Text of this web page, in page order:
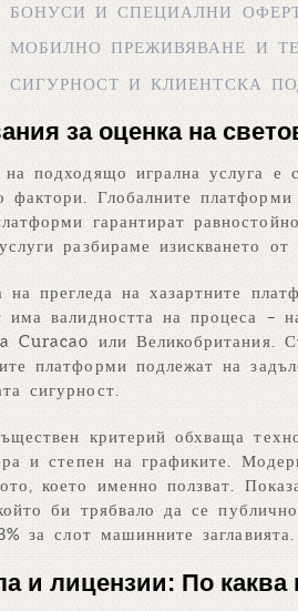
БОНУСИ И СПЕЦИАЛНИ
МОБИЛНО ПРЕЖИВЯВАНЕ И
СИГУРНОСТ И КЛИЕНТСКА
за оценка на
подходящо игрална услуга е
фактори. Глобалните
гарантират
разбираме изискването от
на прегледа на хазартните
има валидността на процеса –
Curacao или Великобритания.
платформи подлежат на
сигурност.
критерий обхваща
и степен на графиките.
което именно ползват.
би трябвало да се
за слот машинните заглавията.
и лицензии: По каква